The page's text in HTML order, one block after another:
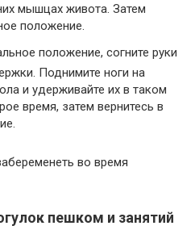
мышцах живота. Затем
положение.
положение, согните руки
Поднимите ноги на
и удерживайте их в таком
время, затем вернитесь в
во время
пешком и занятий